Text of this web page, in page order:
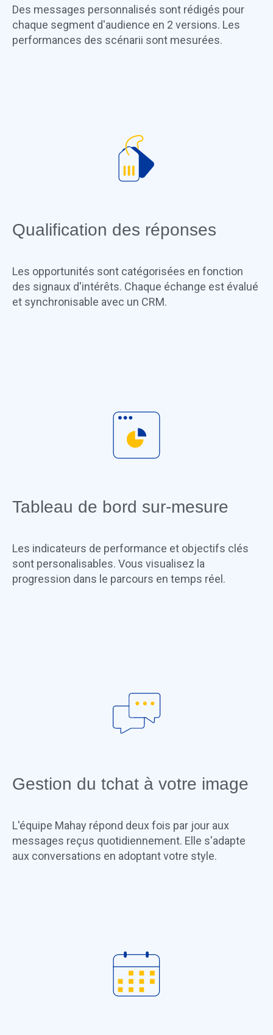
Des messages personnalisés sont rédigés pour
chaque segment d'audience en 2 versions. Les
performances des scénarii sont mesurées.
Qualification des réponses
Les opportunités sont catégorisées en fonction
des signaux d'intérêts. Chaque échange est évalué
et synchronisable avec un CRM.
Tableau de bord sur-mesure
Les indicateurs de performance et objectifs clés
sont personalisables. Vous visualisez la
progression dans le parcours en temps réel.
Gestion du tchat à votre image
L'équipe Mahay répond deux fois par jour aux
messages reçus quotidiennement. Elle s'adapte
aux conversations en adoptant votre style.